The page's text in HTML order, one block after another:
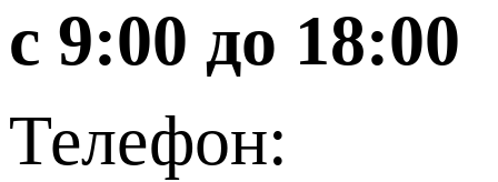
с 9:00 до 18:00
Телефон: